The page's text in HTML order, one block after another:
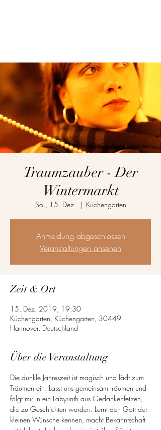
Traumzauber - Der
Wintermarkt
So., 15. Dez.
  |
Küchengarten
Anmeldung abgeschlossen
Veranstaltungen ansehen
Zeit & Ort
15. Dez. 2019, 19:30
Küchengarten, Küchengarten, 30449
Hannover, Deutschland
Über die Veranstaltung
Die dunkle Jahreszeit ist magisch und lädt zum
Träumen ein. Lasst uns gemeinsam träumen und
folgt mir in ein Labyrinth aus Gedankenfetzen,
die zu Geschichten wurden. Lernt den Gott der
kleinen Wünsche kennen, macht Bekanntschaft